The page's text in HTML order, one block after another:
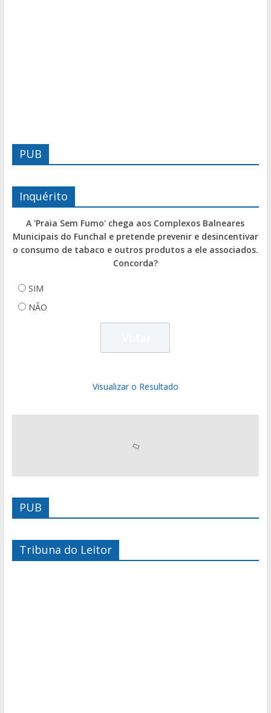
PUB
Inquérito
A 'Praia Sem Fumo' chega aos Complexos Balneares
Municipais do Funchal e pretende prevenir e desincentivar
o consumo de tabaco e outros produtos a ele associados.
Concorda?
SIM
NÃO
Visualizar o Resultado
PUB
Tribuna do Leitor